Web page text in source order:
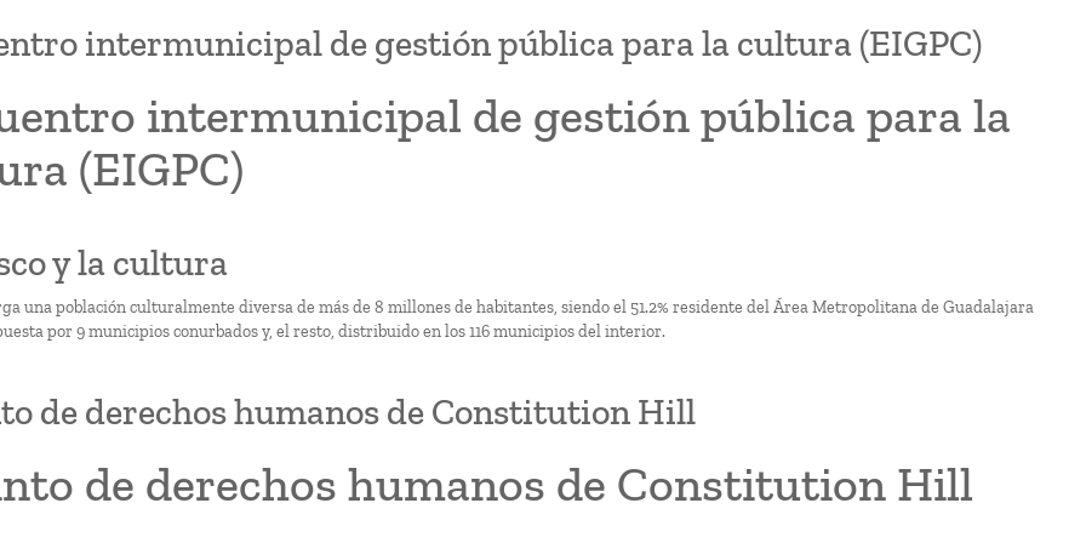
intermunicipal de gestión pública para la cultura (EIGPC)
intermunicipal de gestión pública para la
(EIGPC)
y la cultura
una población culturalmente diversa de más de 8 millones de habitantes, siendo el 51.2% residente del Área Metropolitana de Guadalajara
por 9 municipios conurbados y, el resto, distribuido en los 116 municipios del interior.
de derechos humanos de Constitution Hill
de derechos humanos de Constitution Hill